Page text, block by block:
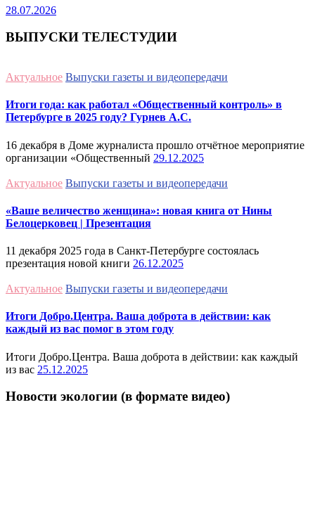
28.07.2026
ВЫПУСКИ ТЕЛЕСТУДИИ
Актуальное Выпуски газеты и видеопередачи
Итоги года: как работал «Общественный контроль» в
Петербурге в 2025 году? Гурнев А.С.
16 декабря в Доме журналиста прошло отчётное мероприятие
организации «Общественный 29.12.2025
Актуальное Выпуски газеты и видеопередачи
«Ваше величество женщина»: новая книга от Нины
Белоцерковец | Презентация
11 декабря 2025 года в Санкт-Петербурге состоялась
презентация новой книги 26.12.2025
Актуальное Выпуски газеты и видеопередачи
Итоги Добро.Центра. Ваша доброта в действии: как
каждый из вас помог в этом году
Итоги Добро.Центра. Ваша доброта в действии: как каждый
из вас 25.12.2025
Новости экологии (в формате видео)